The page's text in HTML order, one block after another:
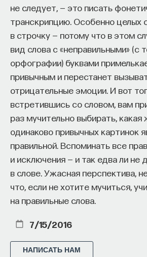
не следует, — это писать
транскрипцию. Особенно целых
в строчку — потому что в этом
вид слова с «неправильными» (с
орфографии) буквами
привычным и перестанет
отрицательные эмоции. И вот
встретившись со словом, вам
раз мучительно выбирать, какая
одинаково привычных картинок
правильной. Вспоминать все
и исключения — и так едва ли не
в слове. Ужасная перспектива,
что, если не хотите мучиться,
на правильные слова.
7/15/2016
НАПИСАТЬ НАМ